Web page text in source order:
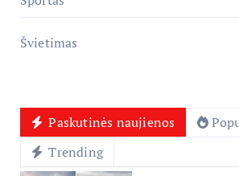
Švietimas
Paskutinės naujienos
Trending